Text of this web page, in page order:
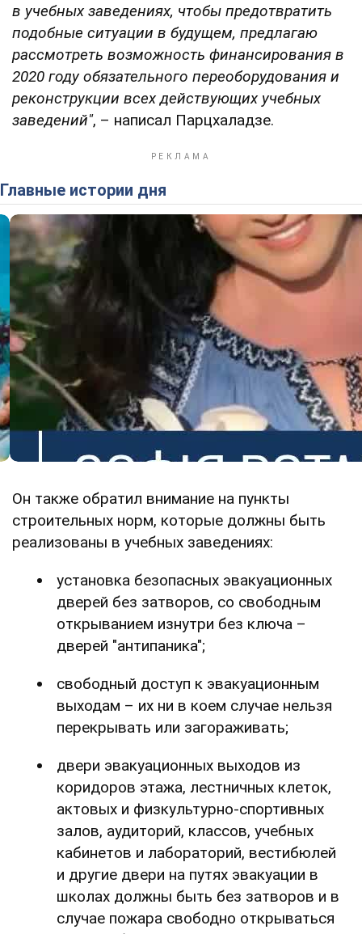
в учебных заведениях, чтобы предотвратить
подобные ситуации в будущем, предлагаю
рассмотреть возможность финансирования в
2020 году обязательного переоборудования и
реконструкции всех действующих учебных
заведений", – написал Парцхаладзе.
Главные истории дня
Он также обратил внимание на пункты
строительных норм, которые должны быть
реализованы в учебных заведениях:
установка безопасных эвакуационных
дверей без затворов, со свободным
открыванием изнутри без ключа –
дверей "антипаника";
свободный доступ к эвакуационным
выходам – их ни в коем случае нельзя
перекрывать или загораживать;
двери эвакуационных выходов из
коридоров этажа, лестничных клеток,
актовых и физкультурно-спортивных
залов, аудиторий, классов, учебных
кабинетов и лабораторий, вестибюлей
и другие двери на путях эвакуации в
школах должны быть без затворов и в
случае пожара свободно открываться